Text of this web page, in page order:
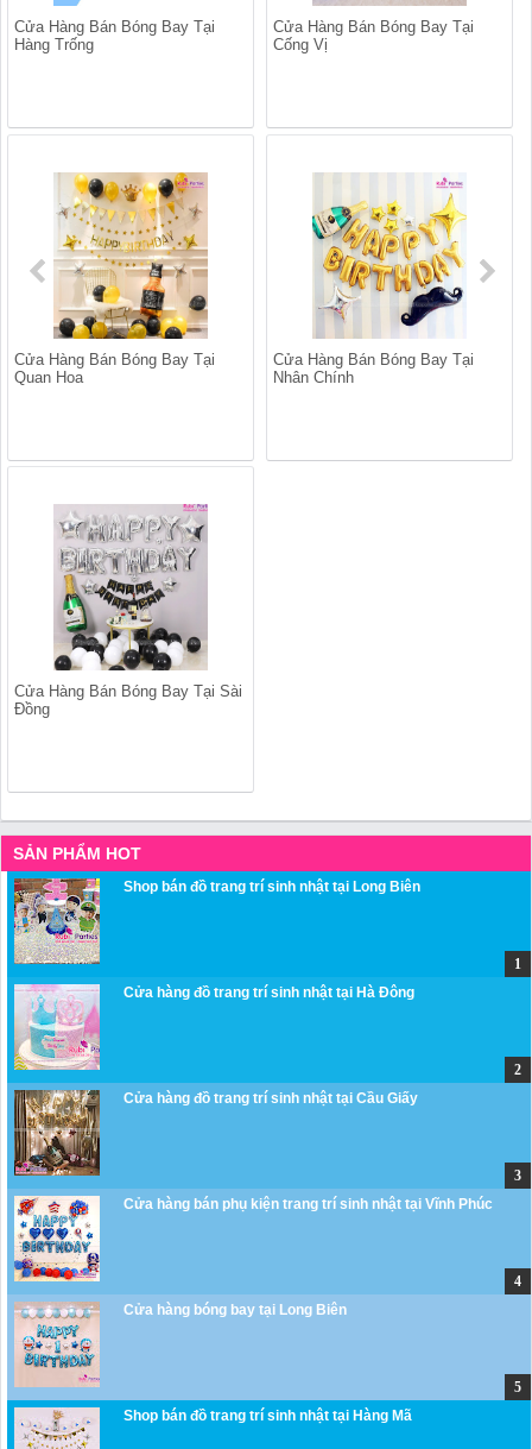
Cửa Hàng Bán Bóng Bay Tại
Hàng Trống
Cửa Hàng Bán Bóng Bay Tại
Cống Vị
Cửa Hàng Bán Bóng Bay Tại
Quan Hoa
Cửa Hàng Bán Bóng Bay Tại
Nhân Chính
Cửa Hàng Bán Bóng Bay Tại Sài
Đồng
SẢN PHẨM HOT
Shop bán đồ trang trí sinh nhật tại Long Biên
Cửa hàng đồ trang trí sinh nhật tại Hà Đông
Cửa hàng đồ trang trí sinh nhật tại Cầu Giấy
Cửa hàng bán phụ kiện trang trí sinh nhật tại Vĩnh Phúc
Cửa hàng bóng bay tại Long Biên
Shop bán đồ trang trí sinh nhật tại Hàng Mã